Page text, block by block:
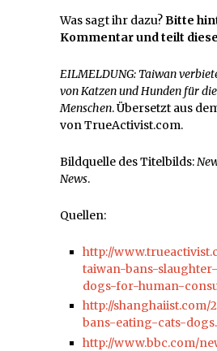
Was sagt ihr dazu?Bitte
Kommentar und teilt
EILMELDUNG: Taiwan
von Katzen und Hunden für
Menschen. Übersetzt aus
von TrueActivist.com.
Bildquelle des Titelbilds:
News.
Quellen:
http://
taiwan-bans-
dogs-for-human-
http://shanghaiist.com/
bans-eating-cats-
http://www.bbc.com/